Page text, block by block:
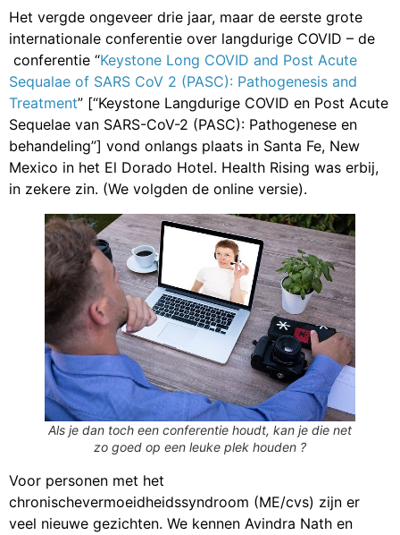
Het vergde ongeveer drie jaar, maar de eerste grote
internationale conferentie over langdurige COVID – de
conferentie “Keystone Long COVID and Post Acute
Sequalae of SARS CoV 2 (PASC): Pathogenesis and
Treatment” [“Keystone Langdurige COVID en Post Acute
Sequelae van SARS-CoV-2 (PASC): Pathogenese en
behandeling”] vond onlangs plaats in Santa Fe, New
Mexico in het El Dorado Hotel. Health Rising was erbij,
in zekere zin. (We volgden de online versie).
Als je dan toch een conferentie houdt, kan je die net
zo goed op een leuke plek houden ?
Voor personen met het
chronischevermoeidheidssyndroom (ME/cvs) zijn er
veel nieuwe gezichten. We kennen Avindra Nath en